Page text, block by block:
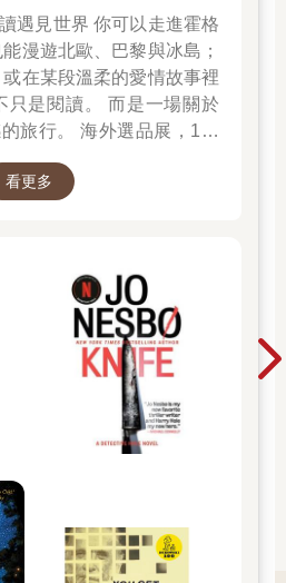
有點幼稚，一旦決定的事，八匹馬
要說服他打消辭職的念頭轉為放棄
期做滿，真的不後悔嗎？你做決定
駟馬難追。」
不以為然。就職演說時，這傢伙明
職務，結果呢。
來。他是個只要心情調適好了，就
果你的辭意如此堅定，我不會再阻
務調查會長了。」
一國首相，卻已經沒有半點威嚴的
波的危機感。
跑，想也知道會飽受抨擊。還可能
政權的民政黨完全失去信心。
你可以走進霍格
漫遊北歐、巴黎與冰島；
在某段溫柔的愛情故事裡
選品展，1折
看更多